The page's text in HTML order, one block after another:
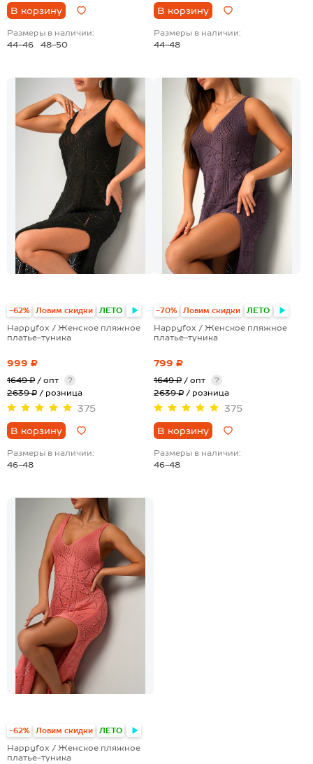
В корзину
Размеры в наличии:
44-46
48-50
В корзину
Размеры в наличии:
44-48
-62% Ловим скидки ЛЕТО
Happyfox / Женское пляжное
платье-туника
999 ₽
1649 ₽ / опт
?
2639 ₽ / розница
375
В корзину
Размеры в наличии:
46-48
-70% Ловим скидки ЛЕТО
Happyfox / Женское пляжное
платье-туника
799 ₽
1649 ₽ / опт
?
2639 ₽ / розница
375
В корзину
Размеры в наличии:
46-48
-62% Ловим скидки ЛЕТО
Happyfox / Женское пляжное
платье-туника